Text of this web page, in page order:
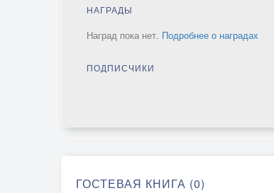
НАГРАДЫ
Наград пока нет. Подробнее о наградах
ПОДПИСЧИКИ
ГОСТЕВАЯ КНИГА (0)